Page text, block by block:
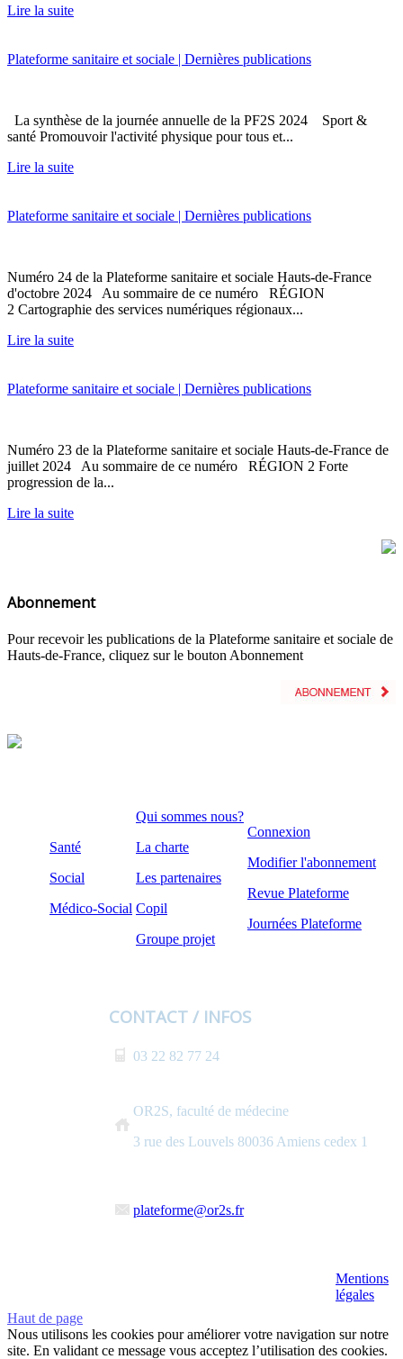
Lire la suite
Plateforme sanitaire et sociale | Dernières publications
La synthèse de la journée annuelle de la PF2S 2024 Sport &
santé Promouvoir l'activité physique pour tous et...
Lire la suite
Plateforme sanitaire et sociale | Dernières publications
Numéro 24 de la Plateforme sanitaire et sociale Hauts-de-France
d'octobre 2024 Au sommaire de ce numéro RÉGION
2 Cartographie des services numériques régionaux...
Lire la suite
Plateforme sanitaire et sociale | Dernières publications
Numéro 23 de la Plateforme sanitaire et sociale Hauts-de-France de
juillet 2024 Au sommaire de ce numéro RÉGION 2 Forte
progression de la...
Lire la suite
Abonnement
Pour recevoir les publications de la Plateforme sanitaire et sociale de
Hauts-de-France, cliquez sur le bouton Abonnement
Santé
Social
Médico-Social
Qui sommes nous?
La charte
Les partenaires
Copil
Groupe projet
Connexion
Modifier l'abonnement
Revue Plateforme
Journées Plateforme
CONTACT / INFOS
03 22 82 77 24
OR2S, faculté de médecine
3 rue des Louvels 80036 Amiens cedex 1
plateforme@or2s.fr
Mentions
légales
Haut de page
Nous utilisons les cookies pour améliorer votre navigation sur notre
site. En validant ce message vous acceptez l’utilisation des cookies.